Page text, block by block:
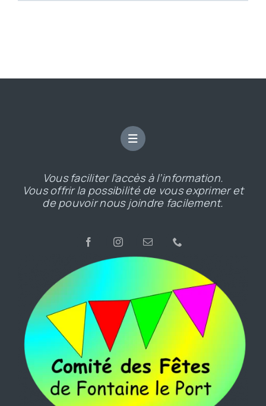
Vous faciliter l’accès à l’information.
Vous offrir la possibilité de vous exprimer et
de pouvoir nous joindre facilement.